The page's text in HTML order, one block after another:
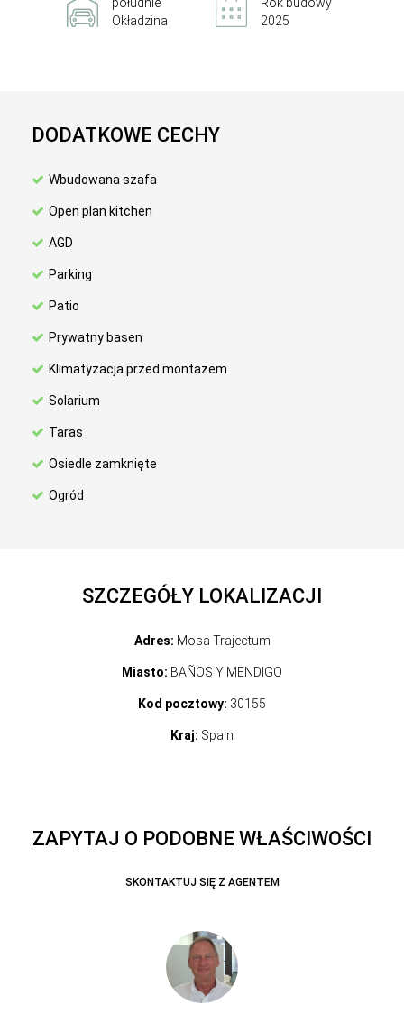
Okładzina
2025
DODATKOWE CECHY
Wbudowana szafa
Open plan kitchen
AGD
Parking
Patio
Prywatny basen
Klimatyzacja przed montażem
Solarium
Taras
Osiedle zamknięte
Ogród
SZCZEGÓŁY LOKALIZACJI
Adres: Mosa Trajectum
Miasto: BAÑOS Y MENDIGO
Kod pocztowy: 30155
Kraj: Spain
ZAPYTAJ O PODOBNE WŁAŚCIWOŚCI
SKONTAKTUJ SIĘ Z AGENTEM